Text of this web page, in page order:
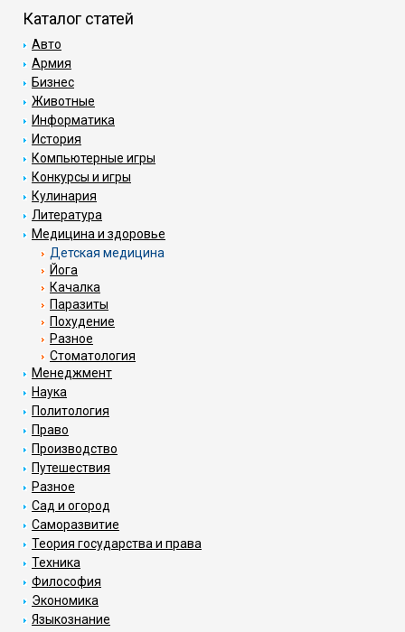
Каталог статей
Авто
Армия
Бизнес
Животные
Информатика
История
Компьютерные игры
Конкурсы и игры
Кулинария
Литература
Медицина и здоровье
Детская медицина
Йога
Качалка
Паразиты
Похудение
Разное
Стоматология
Менеджмент
Наука
Политология
Право
Производство
Путешествия
Разное
Сад и огород
Саморазвитие
Теория государства и права
Техника
Философия
Экономика
Языкознание